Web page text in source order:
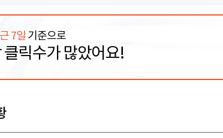
7일 기준으로
클릭수가 많았어요!